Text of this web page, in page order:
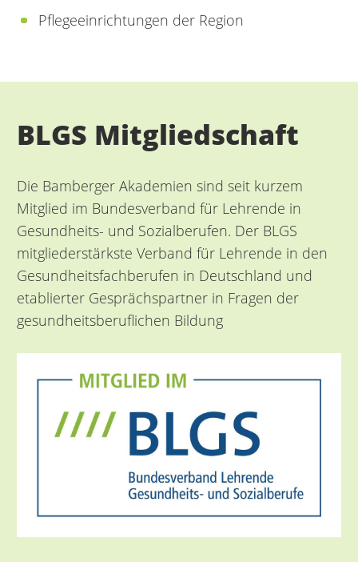
Pflegeeinrichtungen der Region
BLGS Mitgliedschaft
Die Bamberger Akademien sind seit kurzem
Mitglied im Bundesverband für Lehrende in
Gesundheits- und Sozialberufen. Der BLGS
mitgliederstärkste Verband für Lehrende in den
Gesundheitsfachberufen in Deutschland und
etablierter Gesprächspartner in Fragen der
gesundheitsberuflichen Bildung